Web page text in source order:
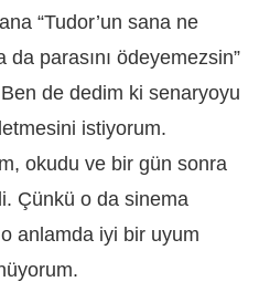
“Tudor’un sana ne
parasını ödeyemezsin”
de dedim ki senaryoyu
istiyorum.
okudu ve bir gün sonra
Çünkü o da sinema
anlamda iyi bir uyum